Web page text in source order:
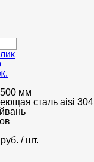
мм
сталь aisi 304
руб. / шт.